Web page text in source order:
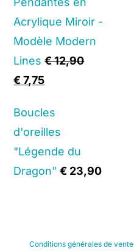
Acrylique Miroir -
Modèle Modern
Lines €12,90
Original
was:
€ 12,90.
€7,75Current
is:
€ 7,75.
Boucles
d'oreilles
"Légende du
Dragon" € 23,90
Conditions générales de vente